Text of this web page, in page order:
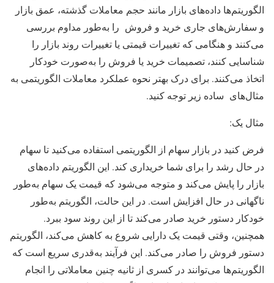
الگوریتم‌ها داده‌های بازار مانند حجم معاملات گذشته، عمق بازار
و سفارش‌های جاری خرید و فروش را به‌طور مداوم بررسی
می‌کنند و هنگامی که تغییرات قیمتی یا تغییرات روند بازار را
شناسایی کنند، تصمیمات خرید یا فروش را به‌صورت خودکار
اتخاذ می‌کنند. برای درک بهتر نحوه عملکرد معاملات الگوریتمی به
مثال‌های ساده زیر توجه کنید.
مثال یک:
فرض کنید در بازار سهام از الگوریتمی استفاده می‌کنید تا سهام
در حال رشد را برای شما خریداری کند. این الگوریتم داده‌های
بازار را پایش می‌کند و متوجه می‌شود که قیمت یک سهام به‌طور
ناگهانی در حال افزایش است. در این حالت، الگوریتم به‌طور
خودکار دستور خرید صادر می‌کند تا از این روند سود ببرد.
همچنین، وقتی قیمت یک دارایی شروع به کاهش می‌کند، الگوریتم
دستور فروش را صادر می‌کند. این فرآیند به‌قدری سریع است که
الگوریتم‌ها می‌توانند در کسری از ثانیه چنین معاملاتی را انجام